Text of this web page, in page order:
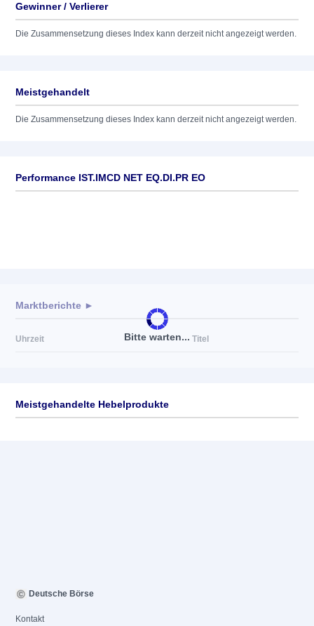
Gewinner / Verlierer
Die Zusammensetzung dieses Index kann derzeit nicht angezeigt werden.
Meistgehandelt
Die Zusammensetzung dieses Index kann derzeit nicht angezeigt werden.
Performance IST.IMCD NET EQ.DI.PR EO
Bitte warten...
Marktberichte ►
Uhrzeit Titel
Meistgehandelte Hebelprodukte
Deutsche Börse
Kontakt